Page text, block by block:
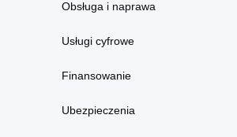
Obsługa i naprawa
Usługi cyfrowe
Finansowanie
Ubezpieczenia